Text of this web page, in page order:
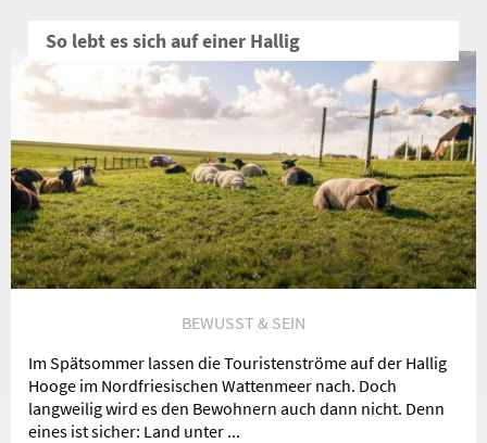
So lebt es sich auf einer Hallig
BEWUSST & SEIN
Im Spätsommer lassen die Touristenströme auf der Hallig
Hooge im Nordfriesischen Wattenmeer nach. Doch
langweilig wird es den Bewohnern auch dann nicht. Denn
eines ist sicher: Land unter ...